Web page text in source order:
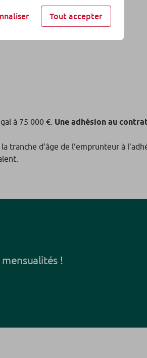
à 75 000 €. Une adhésion au
tranche d’âge de l’emprunteur à
!
Tout accepter